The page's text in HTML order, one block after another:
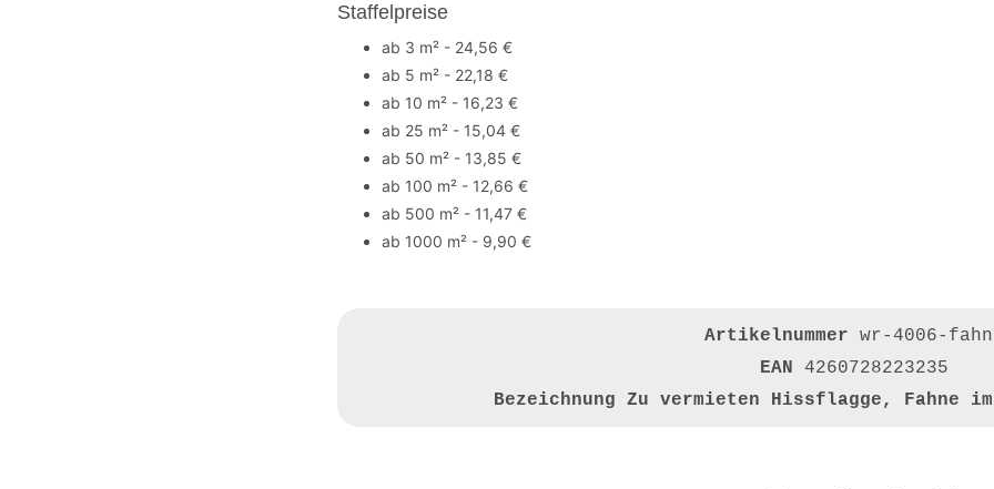
Staffelpreise
ab 3 m² - 24,56 €
ab 5 m² - 22,18 €
ab 10 m² - 16,23 €
ab 25 m² - 15,04 €
ab 50 m² - 13,85 €
ab 100 m² - 12,66 €
ab 500 m² - 11,47 €
ab 1000 m² - 9,90 €
Artikelnummer wr-4006-
EAN 4260728223235
Bezeichnung Zu vermieten Hissflagge, Fahne